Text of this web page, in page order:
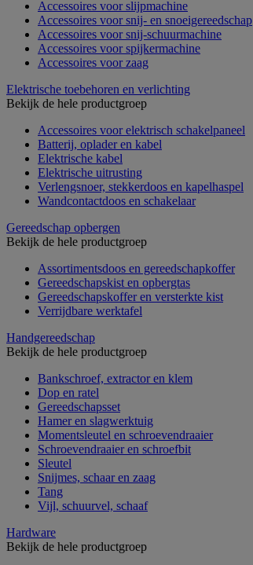
Accessoires voor slijpmachine
Accessoires voor snij- en snoeigereedschap
Accessoires voor snij-schuurmachine
Accessoires voor spijkermachine
Accessoires voor zaag
Elektrische toebehoren en verlichting
Bekijk de hele productgroep
Accessoires voor elektrisch schakelpaneel
Batterij, oplader en kabel
Elektrische kabel
Elektrische uitrusting
Verlengsnoer, stekkerdoos en kapelhaspel
Wandcontactdoos en schakelaar
Gereedschap opbergen
Bekijk de hele productgroep
Assortimentsdoos en gereedschapkoffer
Gereedschapskist en opbergtas
Gereedschapskoffer en versterkte kist
Verrijdbare werktafel
Handgereedschap
Bekijk de hele productgroep
Bankschroef, extractor en klem
Dop en ratel
Gereedschapsset
Hamer en slagwerktuig
Momentsleutel en schroevendraaier
Schroevendraaier en schroefbit
Sleutel
Snijmes, schaar en zaag
Tang
Vijl, schuurvel, schaaf
Hardware
Bekijk de hele productgroep